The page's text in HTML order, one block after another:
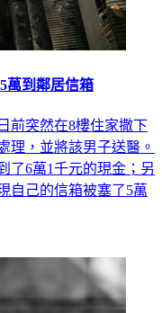
萬到鄰居信箱
前突然在8樓住家撒下
理，並將該男子送醫。
了6萬1千元的現金；另
自己的信箱被塞了5萬